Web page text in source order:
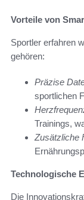
Vorteile von
Sportler erfahren
gehören:
Präzise
sportlichen
Trainings,
Zusätzliche
Technologische
Die